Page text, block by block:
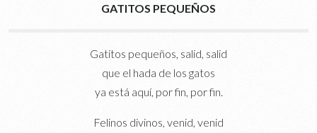
GATITOS PEQUEÑOS
Gatitos pequeños, salid, salid
que el hada de los gatos
ya está aquí, por fin, por fin.
Felinos divinos, venid, venid